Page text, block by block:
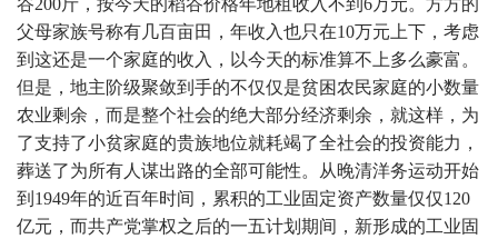
谷200斤，按今天的稻谷价格年地租收入不到6万元。方方的
父母家族号称有几百亩田，年收入也只在10万元上下，考虑
到这还是一个家庭的收入，以今天的标准算不上多么豪富。
但是，地主阶级聚敛到手的不仅仅是贫困农民家庭的小数量
农业剩余，而是整个社会的绝大部分经济剩余，就这样，为
了支持了小贫家庭的贵族地位就耗竭了全社会的投资能力，
葬送了为所有人谋出路的全部可能性。从晚清洋务运动开始
到1949年的近百年时间，累积的工业固定资产数量仅仅120
亿元，而共产党掌权之后的一五计划期间，新形成的工业固